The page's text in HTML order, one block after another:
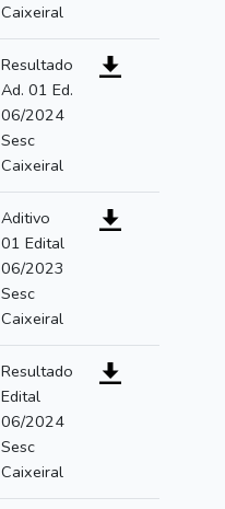
Caixeiral
Resultado
Ad. 01 Ed.
06/2024
Sesc
Caixeiral
Aditivo
01 Edital
06/2023
Sesc
Caixeiral
Resultado
Edital
06/2024
Sesc
Caixeiral